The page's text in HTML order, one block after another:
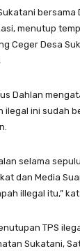
bersama
menutup
Ceger Desa
Dahlan
ilegal ini sudah
selama
dan Media
illegal itu,”
TPS
Sukatani,